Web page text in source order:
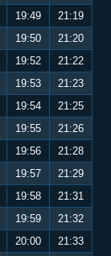
19:49
21:19
19:50
21:20
19:52
21:22
19:53
21:23
19:54
21:25
19:55
21:26
19:56
21:28
19:57
21:29
19:58
21:31
19:59
21:32
20:00
21:33